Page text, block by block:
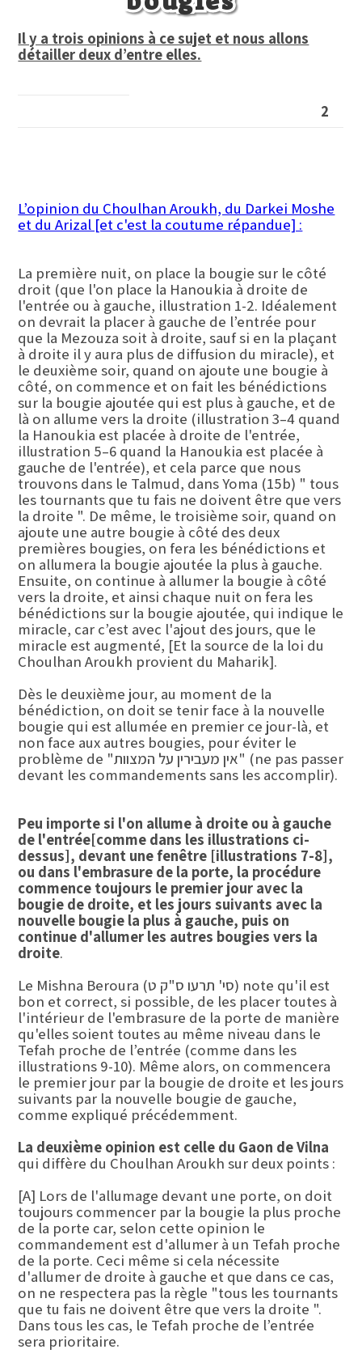
Il y a trois opinions à ce sujet et nous allons
détailler deux d’entre elles.
2
L’opinion du Choulhan Aroukh, du Darkei Moshe
et du Arizal [et c'est la coutume répandue] :
La première nuit, on place la bougie sur le côté
droit (que l'on place la Hanoukia à droite de
l'entrée ou à gauche, illustration 1-2. Idéalement
on devrait la placer à gauche de l’entrée pour
que la Mezouza soit à droite, sauf si en la plaçant
à droite il y aura plus de diffusion du miracle), et
le deuxième soir, quand on ajoute une bougie à
côté, on commence et on fait les bénédictions
sur la bougie ajoutée qui est plus à gauche, et de
là on allume vers la droite (illustration 3–4 quand
la Hanoukia est placée à droite de l'entrée,
illustration 5–6 quand la Hanoukia est placée à
gauche de l'entrée), et cela parce que nous
trouvons dans le Talmud, dans Yoma (15b) " tous
les tournants que tu fais ne doivent être que vers
la droite ". De même, le troisième soir, quand on
ajoute une autre bougie à côté des deux
premières bougies, on fera les bénédictions et
on allumera la bougie ajoutée la plus à gauche.
Ensuite, on continue à allumer la bougie à côté
vers la droite, et ainsi chaque nuit on fera les
bénédictions sur la bougie ajoutée, qui indique le
miracle, car c’est avec l'ajout des jours, que le
miracle est augmenté, [Et la source de la loi du
Choulhan Aroukh provient du Maharik].
Dès le deuxième jour, au moment de la
bénédiction, on doit se tenir face à la nouvelle
bougie qui est allumée en premier ce jour-là, et
non face aux autres bougies, pour éviter le
problème de "אין מעבירין על המצוות" (ne pas passer
devant les commandements sans les accomplir).
Peu importe si l'on allume à droite ou à gauche
de l'entrée[comme dans les illustrations ci-
dessus], devant une fenêtre [illustrations 7-8],
ou dans l'embrasure de la porte, la procédure
commence toujours le premier jour avec la
bougie de droite, et les jours suivants avec la
nouvelle bougie la plus à gauche, puis on
continue d'allumer les autres bougies vers la
droite.
Le Mishna Beroura (סי' תרעו ס"ק ט) note qu'il est
bon et correct, si possible, de les placer toutes à
l'intérieur de l'embrasure de la porte de manière
qu'elles soient toutes au même niveau dans le
Tefah proche de l’entrée (comme dans les
illustrations 9-10). Même alors, on commencera
le premier jour par la bougie de droite et les jours
suivants par la nouvelle bougie de gauche,
comme expliqué précédemment.
La deuxième opinion est celle du Gaon de Vilna
qui diffère du Choulhan Aroukh sur deux points :
[A] Lors de l'allumage devant une porte, on doit
toujours commencer par la bougie la plus proche
de la porte car, selon cette opinion le
commandement est d'allumer à un Tefah proche
de la porte. Ceci même si cela nécessite
d'allumer de droite à gauche et que dans ce cas,
on ne respectera pas la règle "tous les tournants
que tu fais ne doivent être que vers la droite ".
Dans tous les cas, le Tefah proche de l’entrée
sera prioritaire.